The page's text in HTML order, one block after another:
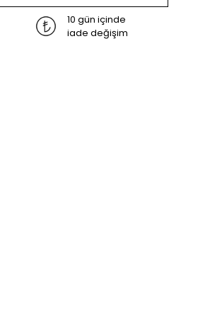
10 gün içinde
iade değişim